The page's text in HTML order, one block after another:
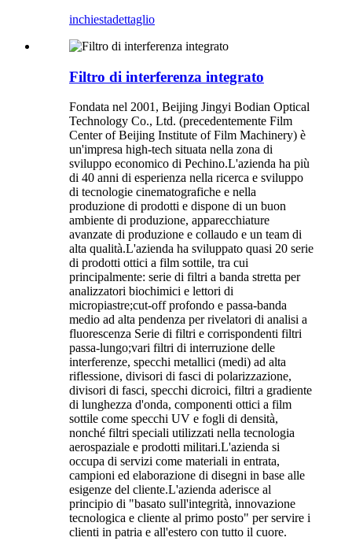
inchiestadettaglio
Filtro di interferenza integrato
Fondata nel 2001, Beijing Jingyi Bodian Optical
Technology Co., Ltd. (precedentemente Film
Center of Beijing Institute of Film Machinery) è
un'impresa high-tech situata nella zona di
sviluppo economico di Pechino.L'azienda ha più
di 40 anni di esperienza nella ricerca e sviluppo
di tecnologie cinematografiche e nella
produzione di prodotti e dispone di un buon
ambiente di produzione, apparecchiature
avanzate di produzione e collaudo e un team di
alta qualità.L'azienda ha sviluppato quasi 20 serie
di prodotti ottici a film sottile, tra cui
principalmente: serie di filtri a banda stretta per
analizzatori biochimici e lettori di
micropiastre;cut-off profondo e passa-banda
medio ad alta pendenza per rivelatori di analisi a
fluorescenza Serie di filtri e corrispondenti filtri
passa-lungo;vari filtri di interruzione delle
interferenze, specchi metallici (medi) ad alta
riflessione, divisori di fasci di polarizzazione,
divisori di fasci, specchi dicroici, filtri a gradiente
di lunghezza d'onda, componenti ottici a film
sottile come specchi UV e fogli di densità,
nonché filtri speciali utilizzati nella tecnologia
aerospaziale e prodotti militari.L'azienda si
occupa di servizi come materiali in entrata,
campioni ed elaborazione di disegni in base alle
esigenze del cliente.L'azienda aderisce al
principio di "basato sull'integrità, innovazione
tecnologica e cliente al primo posto" per servire i
clienti in patria e all'estero con tutto il cuore.